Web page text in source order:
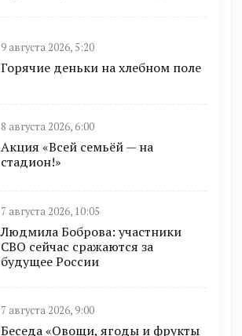
9 августа 2026, 5:20
Горячие деньки на хлебном поле
8 августа 2026, 6:00
Акция «Всей семьёй — на
стадион!»
7 августа 2026, 10:05
Людмила Боброва: участники
СВО сейчас сражаются за
будущее России
7 августа 2026, 9:00
Беседа «Овощи, ягоды и фрукты